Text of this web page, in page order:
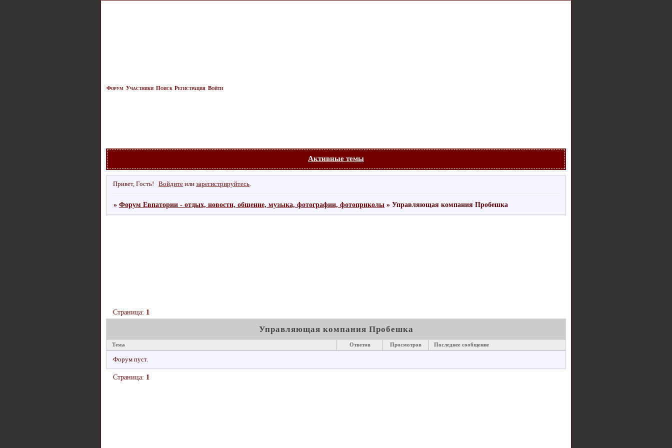
Форум Участники Поиск Регистрация Войти
Активные темы
Привет, Гость! Войдите илизарегистрируйтесь.
»Форум Евпатории - отдых, новости, общение, музыка, фотографии, фотоприколы »Управляющая компания Пробешка
Управляющая компания Пробешка
Страница: 1
Тема Ответов Просмотров Последнее сообщение
Форум пуст.
Страница: 1